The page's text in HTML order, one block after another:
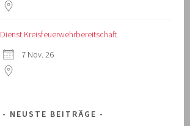
Dienst Kreisfeuerwehrbereitschaft
7 Nov. 26
NEUSTE BEITRÄGE